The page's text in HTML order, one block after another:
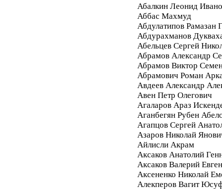
Абалкин Леонид
Аббас Махмуд
Абдулатипов Рамазан
Абдурахманов
Абельцев Сергей
Абрамов Александр
Абрамов Виктор
Абрамович Роман
Авдеев Александр
Авен Петр Олегович
Агаларов Араз
Аганбегян Рубен
Агапцов Сергей
Азаров Николай
Айлисли Акрам
Аксаков Анатолий
Аксаков Валерий
Аксененко Николай
Алекперов Вагит